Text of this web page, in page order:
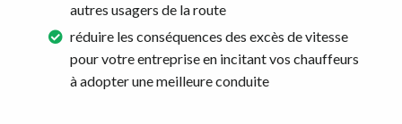
autres usagers de la route
réduire les conséquences des excès de vitesse
pour votre entreprise en incitant vos chauffeurs
à adopter une meilleure conduite